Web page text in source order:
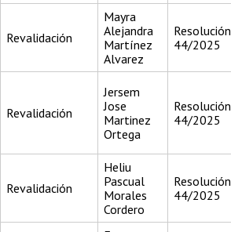
Revalidación
Mayra
Alejandra
Martínez
Alvarez
Resolución
44/2025
Revalidación
Jersem
Jose
Martinez
Ortega
Resolución
44/2025
Revalidación
Heliu
Pascual
Morales
Cordero
Resolución
44/2025